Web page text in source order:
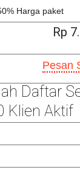
Harga paket
Rp
Pesan
Daftar
Klien Aktif